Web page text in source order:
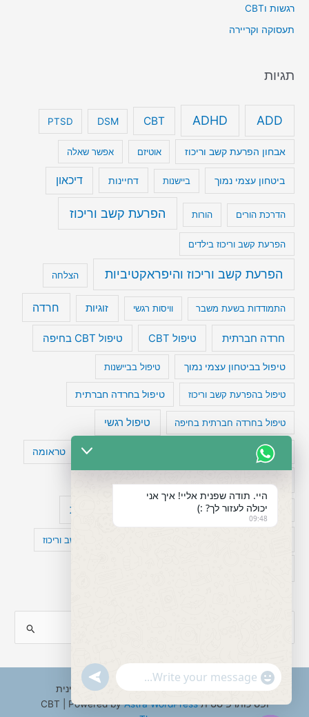
רגשות וCBT
תעסוקה וקריירה
תגיות
ADD
ADHD
CBT
DSM
PTSD
אבחון הפרעת קשב וריכוז אוטיזם אפשר שאלה
ביטחון עצמי נמוך ביישנות דחיינות דיכאון
הדרכת הורים הורות הפרעת קשב וריכוז
הפרעת קשב וריכוז בילדים
הפרעת קשב וריכוז והיפראקטיביות הצלחה
התמודדות בשעת משבר וויסות רגשי זוגיות חרדה
חרדה חברתית טיפול CBT טיפול CBT בחיפה
טיפול בביטחון עצמי נמוך טיפול בביישנות
טיפול בהפרעת קשב וריכוז טיפול בחרדה חברתית
טיפול בחרדה חברתית בחיפה טיפול רגשי
טיפול תרופתי להפרעת קשב טעויות חשיבה טראומה
מפורסמים עם הפרעת קשב עיצות
קומורבידיות להפרעת קשב וריכוז
a
c
Copyright © 2026 ענבל טננבאום - עו"ס קלינית
ופסיכותרפיסטית CBT | Powered byAstra WordPress
היי. תודה שפנית אליי! איך אני
יכולה לעזור לך? :)
09:48
"+chaty_settings.lang.emoji_picker+"
WhatsApp
undefined